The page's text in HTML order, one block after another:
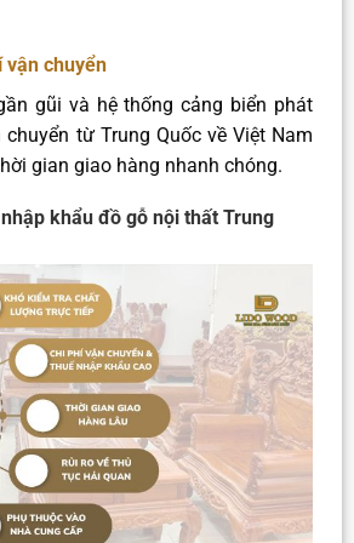
vận chuyển
gũi và hệ thống cảng biển phát
từ Trung Quốc về Việt Nam
gian giao hàng nhanh chóng.​
khẩu đồ gỗ nội thất Trung